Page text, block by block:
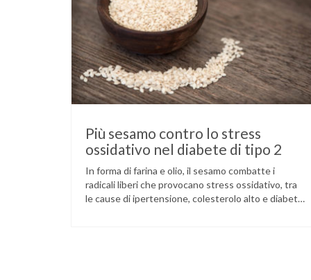
Più sesamo contro lo stress
ossidativo nel diabete di tipo 2
In forma di farina e olio, il sesamo combatte i
radicali liberi che provocano stress ossidativo, tra
le cause di ipertensione, colesterolo alto e diabete.